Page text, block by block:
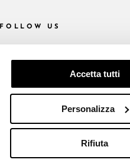
Accetta tutti
Personalizza
Rifiuta
FOLLOW US